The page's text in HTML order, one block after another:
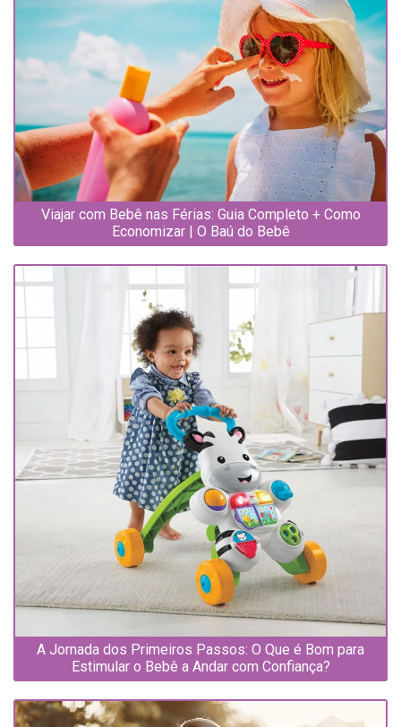
Viajar com Bebê nas Férias: Guia Completo + Como
Economizar | O Baú do Bebê
A Jornada dos Primeiros Passos: O Que é Bom para
Estimular o Bebê a Andar com Confiança?